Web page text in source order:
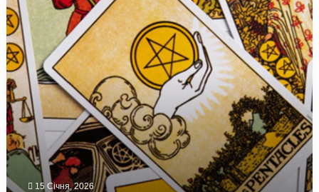
що
вона
може
означати
у
любовних
відносинах
15 Січня, 2026